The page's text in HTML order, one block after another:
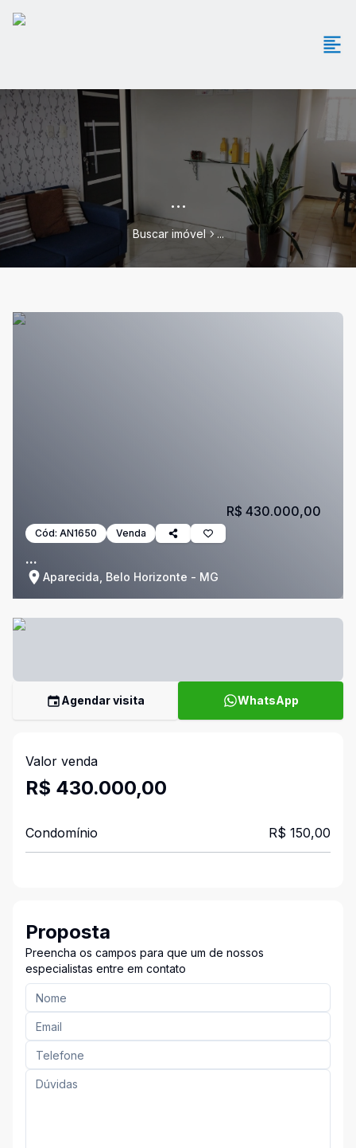
...
Buscar imóvel ...
Cód: AN1650 Venda
...
Aparecida, Belo Horizonte - MG
R$ 430.000,00
Agendar visita WhatsApp
Valor venda
R$ 430.000,00
Condomínio R$ 150,00
Proposta
Preencha os campos para que um de nossos
especialistas entre em contato